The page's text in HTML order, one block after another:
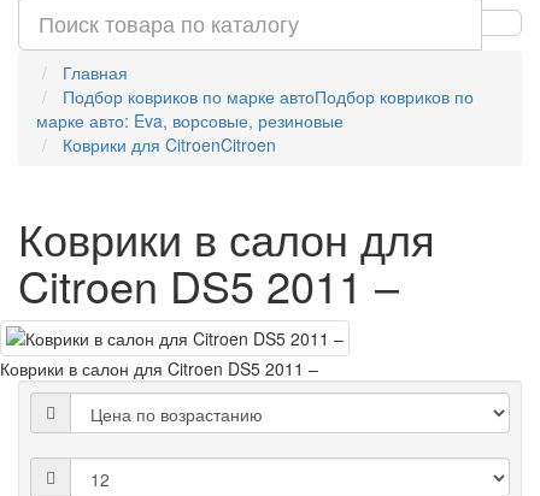
Главная
Подбор ковриков по марке автоПодбор ковриков по
марке авто: Eva, ворсовые, резиновые
Коврики для CitroenCitroen
Коврики в салон для
Citroen DS5 2011 –
Коврики в салон для Citroen DS5 2011 –